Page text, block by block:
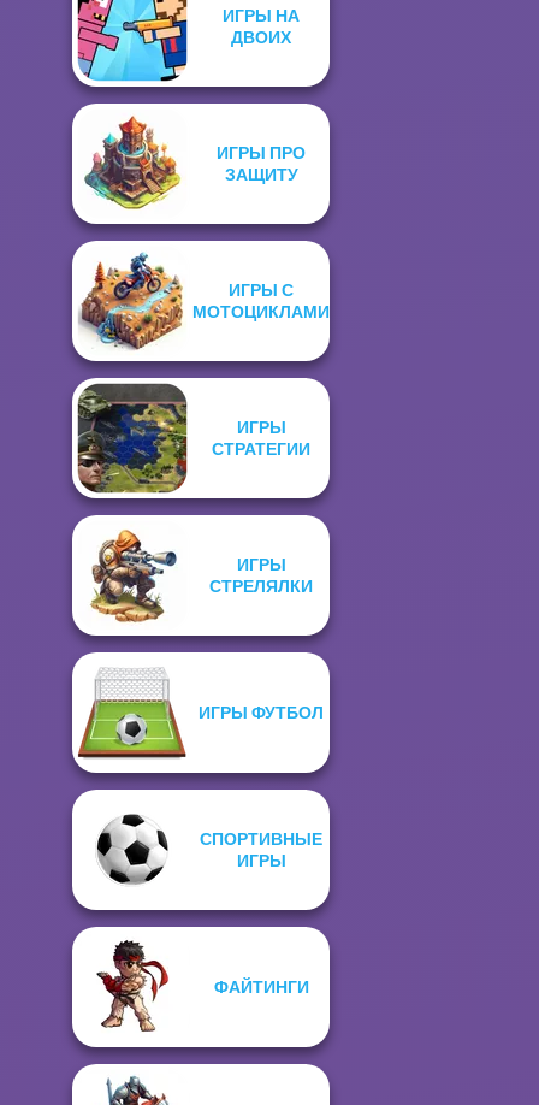
ИГРЫ НА
ДВОИХ
ИГРЫ ПРО
ЗАЩИТУ
ИГРЫ С
МОТОЦИКЛАМИ
ИГРЫ
СТРАТЕГИИ
ИГРЫ
СТРЕЛЯЛКИ
ИГРЫ ФУТБОЛ
СПОРТИВНЫЕ
ИГРЫ
ФАЙТИНГИ